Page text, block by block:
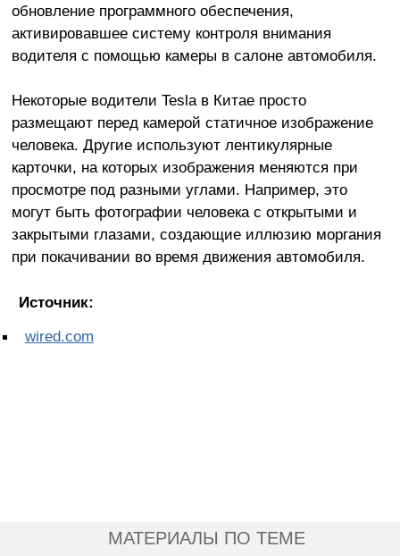
обновление программного обеспечения,
активировавшее систему контроля внимания
водителя с помощью камеры в салоне автомобиля.
Некоторые водители Tesla в Китае просто
размещают перед камерой статичное изображение
человека. Другие используют лентикулярные
карточки, на которых изображения меняются при
просмотре под разными углами. Например, это
могут быть фотографии человека с открытыми и
закрытыми глазами, создающие иллюзию моргания
при покачивании во время движения автомобиля.
Источник:
wired.com
МАТЕРИАЛЫ ПО ТЕМЕ